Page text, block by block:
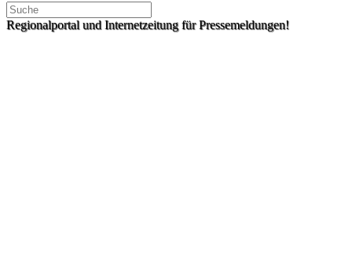
Regionalportal und Internetzeitung für Pressemeldungen!